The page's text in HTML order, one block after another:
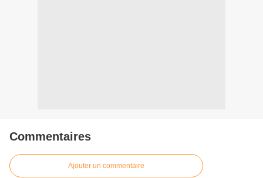
Commentaires
Ajouter un commentaire